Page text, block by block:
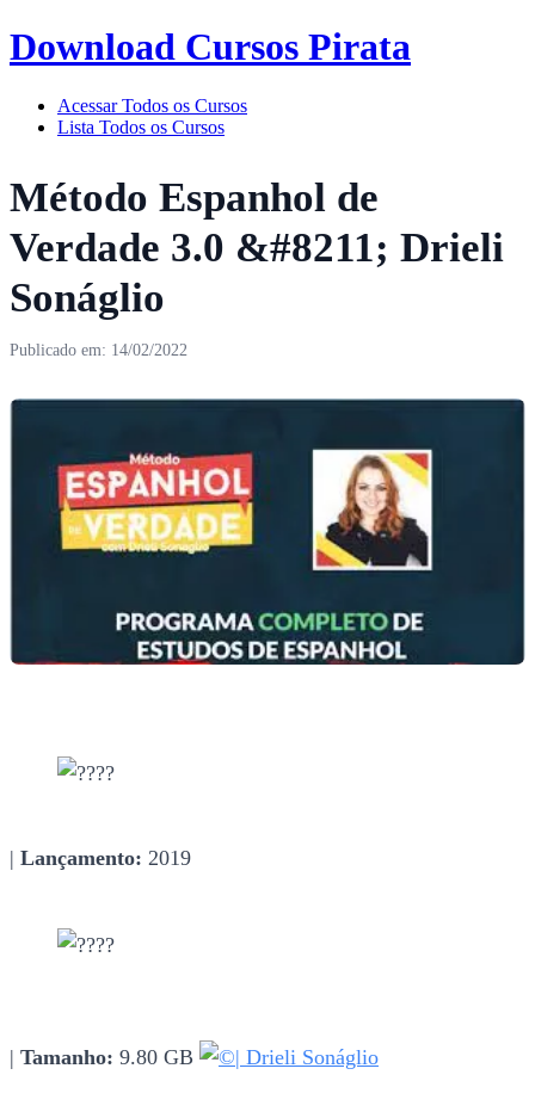
Download Cursos Pirata
Acessar Todos os Cursos
Lista Todos os Cursos
Método Espanhol de
Verdade 3.0 &#8211; Drieli
Sonáglio
Publicado em: 14/02/2022
| Lançamento: 2019
| Tamanho: 9.80 GB | Drieli Sonáglio